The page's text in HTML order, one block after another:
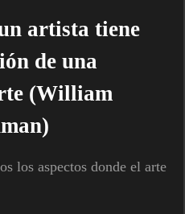
artista tiene
de una
(William
los aspectos donde el arte